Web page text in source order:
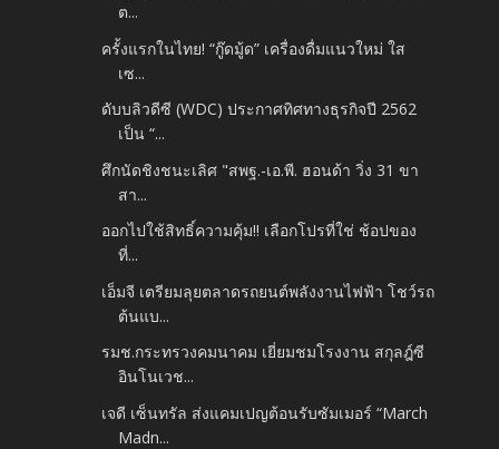
ต...
ครั้งแรกในไทย! “กู๊ดมู้ด” เครื่องดื่มแนวใหม่ ใส
เซ...
ดับบลิวดีซี (WDC) ประกาศทิศทางธุรกิจปี 2562
เป็น “...
ศึกนัดชิงชนะเลิศ "สพฐ.-เอ.พี. ฮอนด้า วิ่ง 31 ขา
สา...
ออกไปใช้สิทธิ์ความคุ้ม!! เลือกโปรที่ใช่ ช้อปของ
ที่...
เอ็มจี เตรียมลุยตลาดรถยนต์พลังงานไฟฟ้า โชว์รถ
ต้นแบ...
รมช.กระทรวงคมนาคม เยี่ยมชมโรงงาน สกุลฎ์ซี
อินโนเวช...
เจดี เซ็นทรัล ส่งแคมเปญต้อนรับซัมเมอร์ “March
Madn...